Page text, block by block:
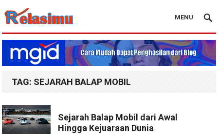
Blog Relasimu
MENU
TAG: SEJARAH BALAP MOBIL
Sejarah Balap Mobil dari Awal
Hingga Kejuaraan Dunia